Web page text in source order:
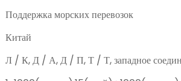
Поддержка морских перевозок
Китай
Л / К, Д / А, Д / П, Т / Т, западное